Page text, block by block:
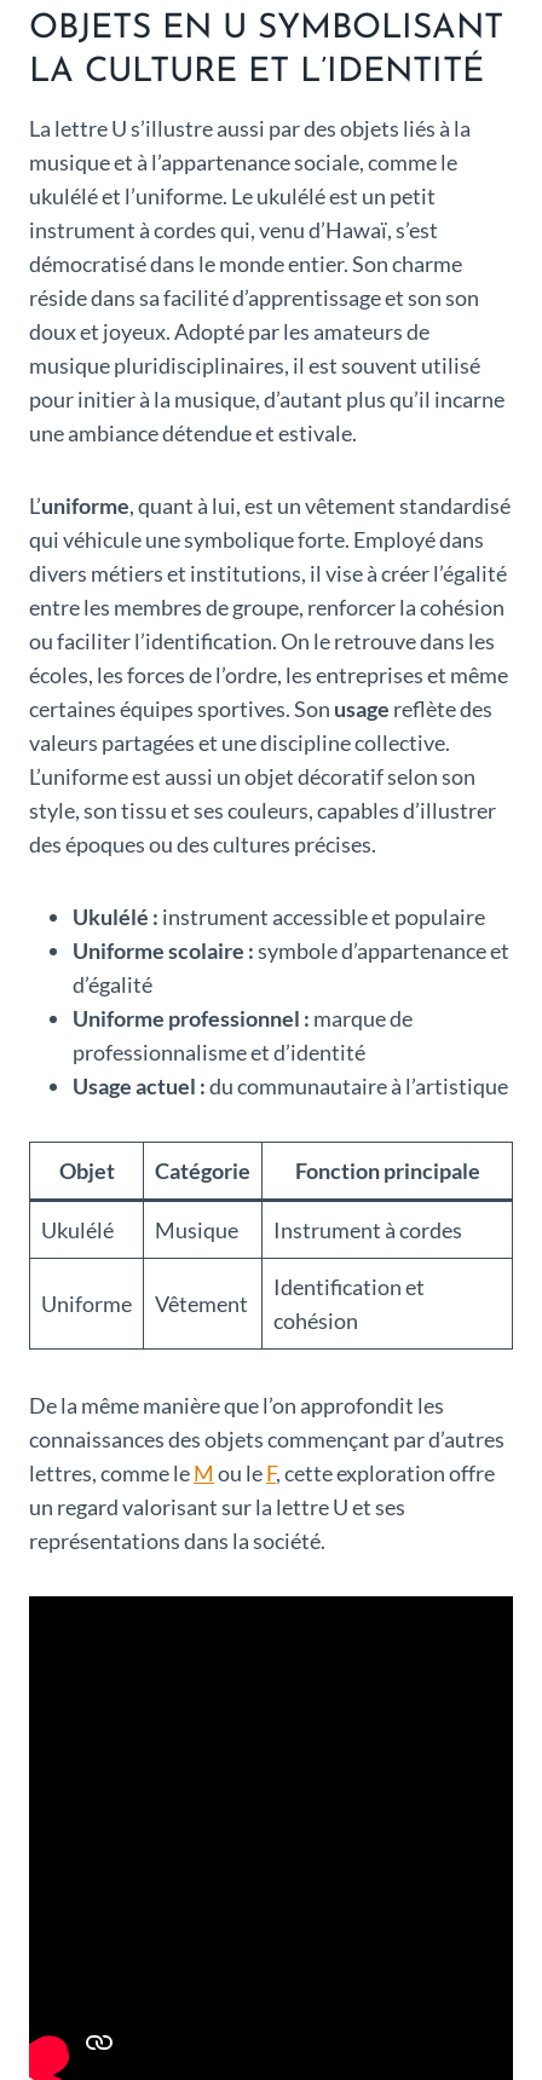
OBJETS EN U SYMBOLISANT
LA CULTURE ET L’IDENTITÉ
La lettre U s’illustre aussi par des objets liés à la
musique et à l’appartenance sociale, comme le
ukulélé et l’uniforme. Le ukulélé est un petit
instrument à cordes qui, venu d’Hawaï, s’est
démocratisé dans le monde entier. Son charme
réside dans sa facilité d’apprentissage et son son
doux et joyeux. Adopté par les amateurs de
musique pluridisciplinaires, il est souvent utilisé
pour initier à la musique, d’autant plus qu’il incarne
une ambiance détendue et estivale.
L’uniforme, quant à lui, est un vêtement standardisé
qui véhicule une symbolique forte. Employé dans
divers métiers et institutions, il vise à créer l’égalité
entre les membres de groupe, renforcer la cohésion
ou faciliter l’identification. On le retrouve dans les
écoles, les forces de l’ordre, les entreprises et même
certaines équipes sportives. Son usage reflète des
valeurs partagées et une discipline collective.
L’uniforme est aussi un objet décoratif selon son
style, son tissu et ses couleurs, capables d’illustrer
des époques ou des cultures précises.
Ukulélé : instrument accessible et populaire
Uniforme scolaire :symbole d’appartenance et
d’égalité
Uniforme professionnel : marque de
professionnalisme et d’identité
Usage actuel :du communautaire à l’artistique
Objet Catégorie Fonction principale
Ukulélé Musique Instrument à cordes
Uniforme Vêtement
Identification et
cohésion
De la même manière que l’on approfondit les
connaissances des objets commençant par d’autres
lettres, comme leM ou leF, cette exploration offre
un regard valorisant sur la lettre U et ses
représentations dans la société.